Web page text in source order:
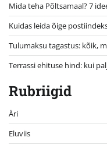
Mida teha Põltsamaal? 7
Kuidas leida õige
Tulumaksu tagastus: kõik,
Terrassi ehituse hind: kui
Rubriigid
Äri
Eluviis